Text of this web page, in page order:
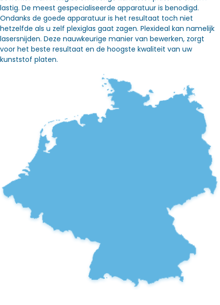
lastig. De meest gespecialiseerde apparatuur is benodigd.
Ondanks de goede apparatuur is het resultaat toch niet
hetzelfde als u zelf plexiglas gaat zagen. Plexideal kan namelijk
lasersnijden. Deze nauwkeurige manier van bewerken, zorgt
voor het beste resultaat en de hoogste kwaliteit van uw
kunststof platen.